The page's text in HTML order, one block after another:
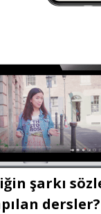
şarkı
dersler?